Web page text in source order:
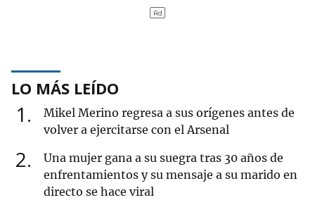
LO MÁS LEÍDO
1
Mikel Merino regresa a sus orígenes antes de
volver a ejercitarse con el Arsenal
2
Una mujer gana a su suegra tras 30 años de
enfrentamientos y su mensaje a su marido en
directo se hace viral